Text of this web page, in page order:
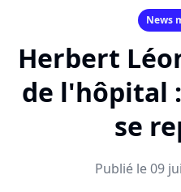
News
Herbert
de l'hôpital
se
Publié le 09